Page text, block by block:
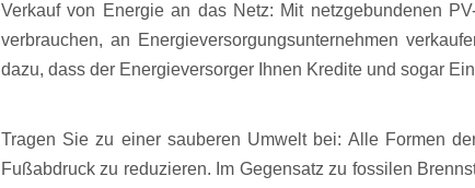
Verkauf von Energie an das Netz: Mit netzgebundenen
verbrauchen, an Energieversorgungsunternehmen
dazu, dass der Energieversorger Ihnen Kredite und sogar
Tragen Sie zu einer sauberen Umwelt bei: Alle Formen
Fußabdruck zu reduzieren. Im Gegensatz zu fossilen